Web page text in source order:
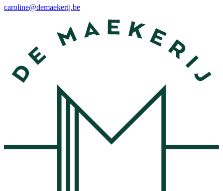
caroline@demaekerij.be